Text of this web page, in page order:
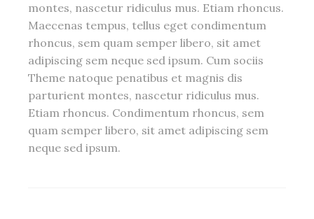
montes, nascetur ridiculus mus. Etiam rhoncus.
Maecenas tempus, tellus eget condimentum
rhoncus, sem quam semper libero, sit amet
adipiscing sem neque sed ipsum. Cum sociis
Theme natoque penatibus et magnis dis
parturient montes, nascetur ridiculus mus.
Etiam rhoncus. Condimentum rhoncus, sem
quam semper libero, sit amet adipiscing sem
neque sed ipsum.